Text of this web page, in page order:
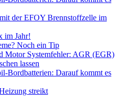
der EFOY Brennstoffzelle im
im Jahr!
Noch ein Tip
Motor Systemfehler: AGR (EGR)
lassen
Bordbatterien: Darauf kommt es
streikt